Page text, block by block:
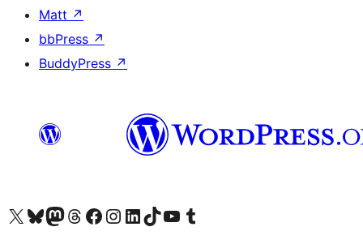
Matt ↗
bbPress ↗
BuddyPress ↗
X(이전 트위터) 계정 방문하기블루스카이 계정 방문하기마스토돈 계정 방문하기스레드 계정 방문하기 페이스북 페이지 방문하기인스타그램 계정 방문하기 LinkedIn 계정 방문하기틱톡 계정 방문하기유튜브 채널 방문하기 텀블러 계정 방문하기